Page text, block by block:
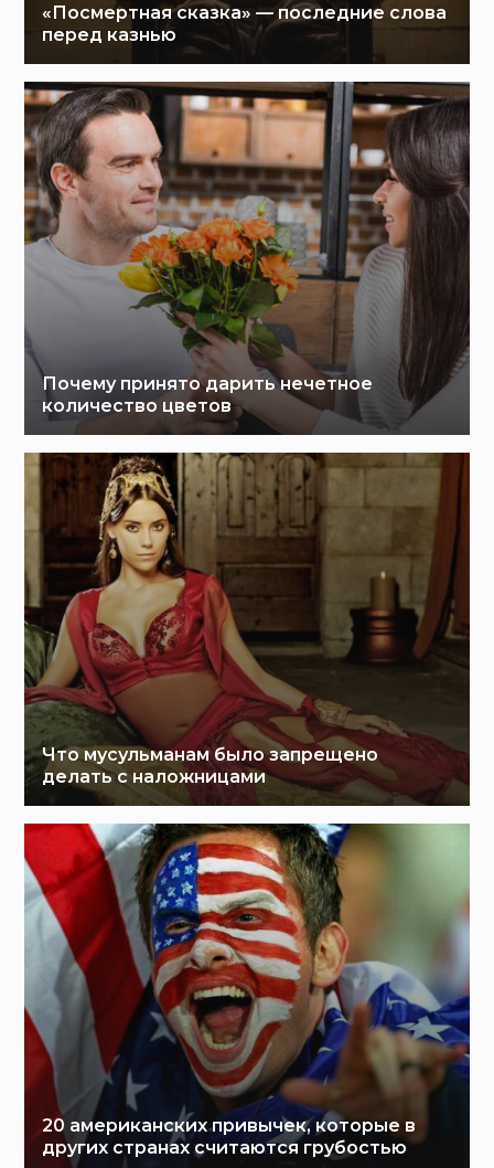
«Посмертная сказка» — последние слова
перед казнью
Почему принято дарить нечетное
количество цветов
Что мусульманам было запрещено
делать с наложницами
20 американских привычек, которые в
других странах считаются грубостью